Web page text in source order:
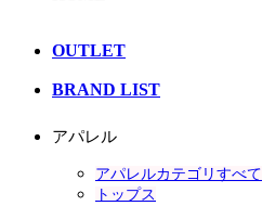
OUTLET
BRAND LIST
アパレル
アパレルカテゴリすべて
トップス